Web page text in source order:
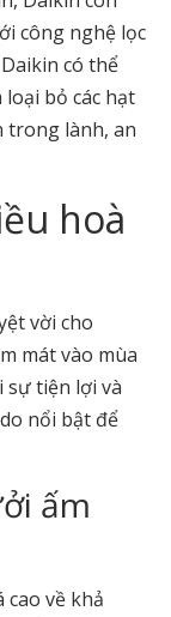
công nghệ lọc
có thể
bỏ các hạt
trong lành, an
hoà
vời cho
mát vào mùa
sự tiện lợi và
nổi bật để
ấm
về khả